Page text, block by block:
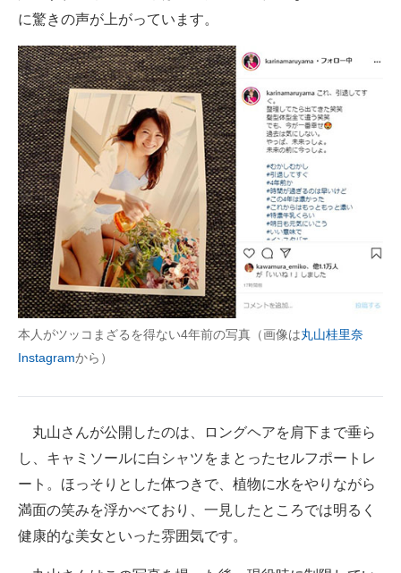
ビジネスと働き方のヒント
AI活用のいまが分かる
企業ITのトレンドを詳説
経営リーダーのコミュニティ
マーケ×ITの今がよく分かる
ITエンジニア向け専門サイト
企業向けIT製品の総合サイト
IT製品の技術・比較・事例
製造業のIT導入・活用を支援
電子設計の基本と応用
エネルギーの専門メディア
建設×テクノロジーの最前線
ちょっと気になるネットの話題
に驚きの声が上がっています。
本人がツッコまざるを得ない4年前の写真（画像は丸山桂里奈
Instagramから）
丸山さんが公開したのは、ロングヘアを肩下まで垂ら
し、キャミソールに白シャツをまとったセルフポートレ
ート。ほっそりとした体つきで、植物に水をやりながら
満面の笑みを浮かべており、一見したところでは明るく
健康的な美女といった雰囲気です。